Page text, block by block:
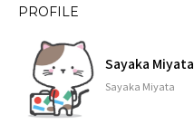
PROFILE
Sayaka Miyata
Sayaka Miyata